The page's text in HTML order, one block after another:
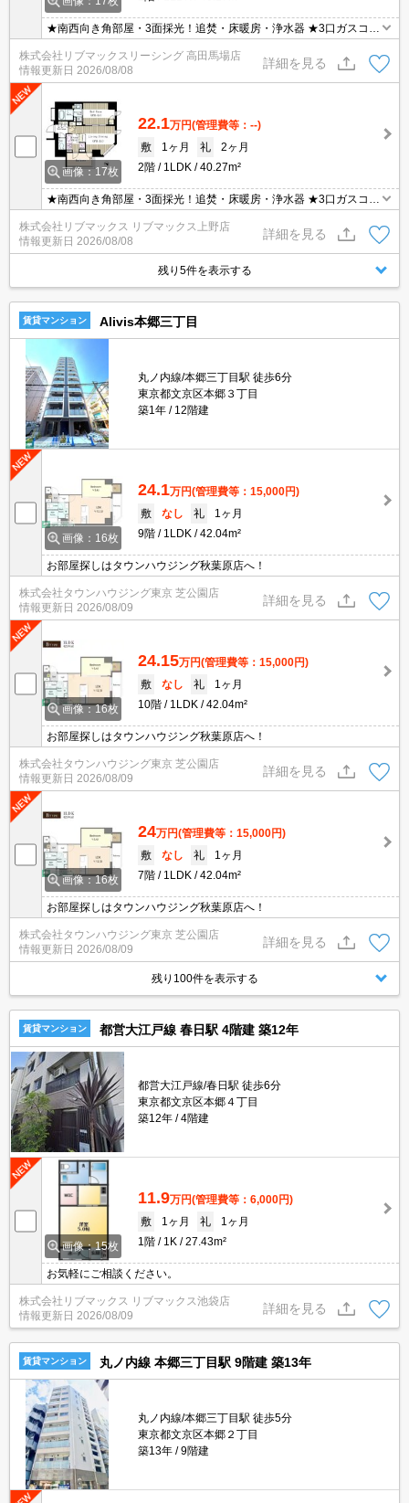
★南西向き角部屋・3面採光！追焚・床暖房・浄水器 ★3口ガスコン
ログリル付き・モニター付きオートロック ★宅配ボックス・浴室乾
燥機・温水洗浄便座 ★初期費用はクレジット決済可能！
株式会社リブマックスリーシング 高田馬場店
情報更新日 2026/08/08
詳細を見る
画像：17枚
22.1万円(管理費等：--)
敷
1ヶ月 礼
2ヶ月
2階
1LDK 40.27m²
★南西向き角部屋・3面採光！追焚・床暖房・浄水器 ★3口ガスコン
ログリル付き・モニター付きオートロック ★宅配ボックス・浴室乾
燥機・温水洗浄便座 ★初期費用はクレジット決済可能！
株式会社リブマックス リブマックス上野店
情報更新日 2026/08/08
詳細を見る
残り5件を表示する
賃貸マンション Alivis本郷三丁目
丸ノ内線/本郷三丁目駅 徒歩6分
東京都文京区本郷３丁目
築1年
12階建
画像：16枚
24.1万円(管理費等：15,000円)
敷
なし 礼
1ヶ月
9階
1LDK 42.04m²
お部屋探しはタウンハウジング秋葉原店へ！
株式会社タウンハウジング東京 芝公園店
情報更新日 2026/08/09
詳細を見る
画像：16枚
24.15万円(管理費等：15,000円)
敷
なし 礼
1ヶ月
10階
1LDK 42.04m²
お部屋探しはタウンハウジング秋葉原店へ！
株式会社タウンハウジング東京 芝公園店
情報更新日 2026/08/09
詳細を見る
画像：16枚
24万円(管理費等：15,000円)
敷
なし 礼
1ヶ月
7階
1LDK 42.04m²
お部屋探しはタウンハウジング秋葉原店へ！
株式会社タウンハウジング東京 芝公園店
情報更新日 2026/08/09
詳細を見る
残り100件を表示する
賃貸マンション 都営大江戸線 春日駅 4階建 築12年
都営大江戸線/春日駅 徒歩6分
東京都文京区本郷４丁目
築12年
4階建
画像：15枚
11.9万円(管理費等：6,000円)
敷
1ヶ月 礼
1ヶ月
1階
1K 27.43m²
お気軽にご相談ください。
株式会社リブマックス リブマックス池袋店
情報更新日 2026/08/09
詳細を見る
賃貸マンション 丸ノ内線 本郷三丁目駅 9階建 築13年
丸ノ内線/本郷三丁目駅 徒歩5分
東京都文京区本郷２丁目
築13年
9階建